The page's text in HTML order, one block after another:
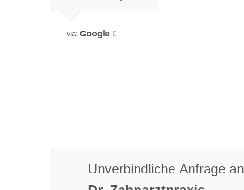
via: Google
Unverbindliche Anfrage an